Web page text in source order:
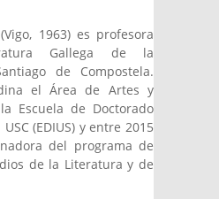
1963) es profesora
Gallega de la
de Compostela.
el Área de Artes y
Escuela de Doctorado
(EDIUS) y entre 2015
del programa de
de la Literatura y de